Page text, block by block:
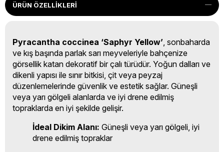
ÜRÜN ÖZELLIKLERI
Pyracantha coccinea ‘Saphyr Yellow’ , sonbaharda
ve kış başında parlak sarı meyveleriyle bahçenize
görsellik katan dekoratif bir çalı türüdür. Yoğun dalları ve
dikenli yapısı ile sınır bitkisi, çit veya peyzaj
düzenlemelerinde güvenlik ve estetik sağlar. Güneşli
veya yarı gölgeli alanlarda ve iyi drene edilmiş
topraklarda en iyi şekilde gelişir.
İdeal Dikim Alanı: Güneşli veya yarı gölgeli, iyi
drene edilmiş topraklar